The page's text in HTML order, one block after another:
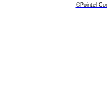
©Pointel